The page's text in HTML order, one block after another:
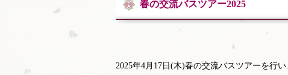
春の交流バスツアー2025
2025年4月17日(木)春の交流バスツアーを行い